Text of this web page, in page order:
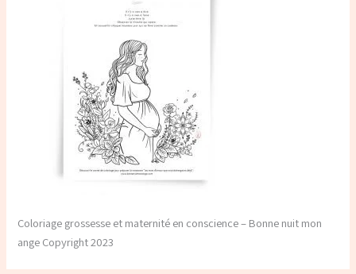
Coloriage grossesse et maternité en conscience – Bonne nuit mon
ange Copyright 2023